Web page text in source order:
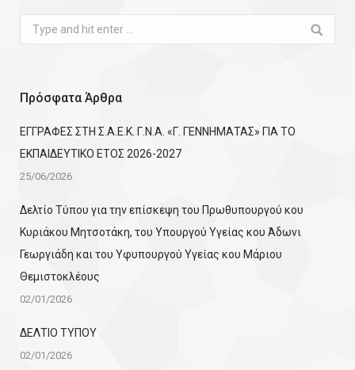
Search:
Πρόσφατα Άρθρα
ΕΓΓΡΑΦΕΣ ΣΤΗ Σ.Α.Ε.Κ. Γ.Ν.Α. «Γ. ΓΕΝΝΗΜΑΤΑΣ» ΓΙΑ ΤΟ
ΕΚΠΑΙΔΕΥΤΙΚΟ ΕΤΟΣ 2026-2027
25/06/2026
Δελτίο Τύπου για την επίσκεψη του Πρωθυπουργού κου
Κυριάκου Μητσοτάκη, του Υπουργού Υγείας κου Άδωνι
Γεωργιάδη και του Υφυπουργού Υγείας κου Μάριου
Θεμιστοκλέους
02/01/2026
ΔΕΛΤΙΟ ΤΥΠΟΥ
02/01/2026